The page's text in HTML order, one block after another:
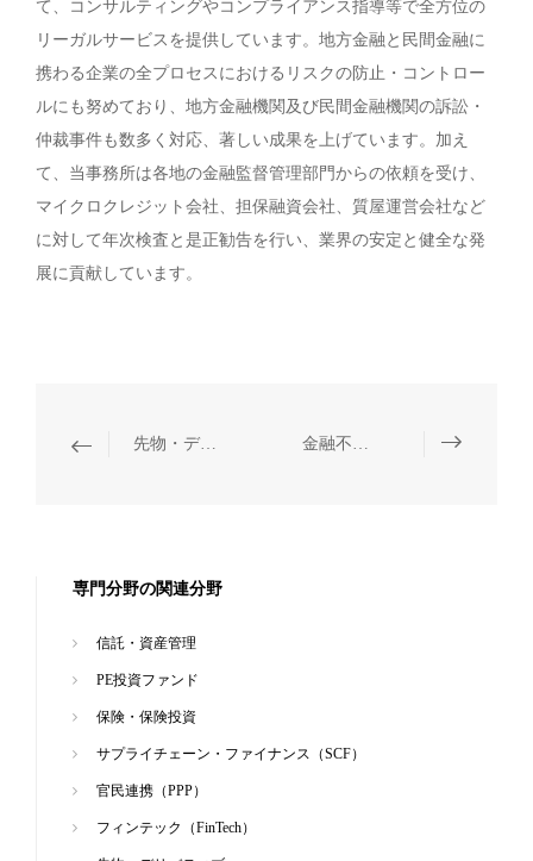
て、コンサルティングやコンプライアンス指導等で全方位の
リーガルサービスを提供しています。地方金融と民間金融に
携わる企業の全プロセスにおけるリスクの防止・コントロー
ルにも努めており、地方金融機関及び民間金融機関の訴訟・
仲裁事件も数多く対応、著しい成果を上げています。加え
て、当事務所は各地の金融監督管理部門からの依頼を受け、
マイクロクレジット会社、担保融資会社、質屋運営会社など
に対して年次検査と是正勧告を行い、業界の安定と健全な発
展に貢献しています。
先物・デリバティブ 金融不良資産の処理
専門分野の関連分野
信託・資産管理
PE投資ファンド
保険・保険投資
サプライチェーン・ファイナンス（SCF）
官民連携（PPP）
フィンテック（FinTech）